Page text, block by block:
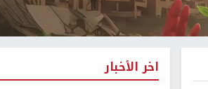
اخر الأخبار